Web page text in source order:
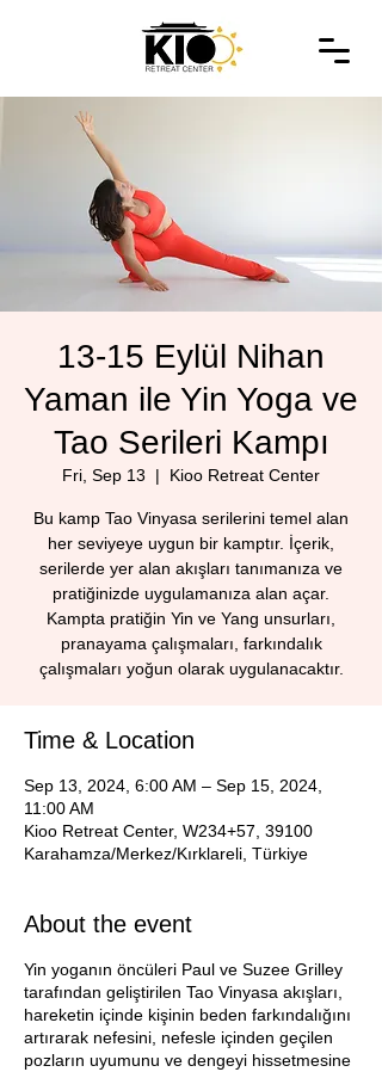
13-15 Eylül Nihan
Yaman ile Yin Yoga ve
Tao Serileri Kampı
Fri, Sep 13
  |
Kioo Retreat Center
Bu kamp Tao Vinyasa serilerini temel alan
her seviyeye uygun bir kamptır. İçerik,
serilerde yer alan akışları tanımanıza ve
pratiğinizde uygulamanıza alan açar.
Kampta pratiğin Yin ve Yang unsurları,
pranayama çalışmaları, farkındalık
çalışmaları yoğun olarak uygulanacaktır.
Time & Location
Sep 13, 2024, 6:00 AM – Sep 15, 2024,
11:00 AM
Kioo Retreat Center, W234+57, 39100
Karahamza/Merkez/Kırklareli, Türkiye
About the event
Yin yoganın öncüleri Paul ve Suzee Grilley
tarafından geliştirilen Tao Vinyasa akışları,
hareketin içinde kişinin beden farkındalığını
artırarak nefesini, nefesle içinden geçilen
pozların uyumunu ve dengeyi hissetmesine